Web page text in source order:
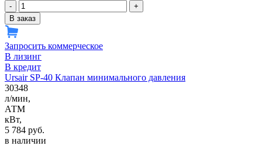
-
+
В заказ
Запросить коммерческое
В лизинг
В кредит
Ursair SP-40 Клапан минимального давления
30348
л/мин,
АТМ
кВт,
5 784 руб.
в наличии